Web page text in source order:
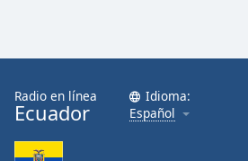
Radio en línea
Ecuador
Idioma:
Español